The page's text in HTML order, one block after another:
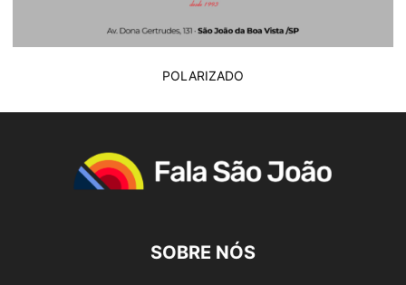
POLARIZADO
SOBRE NÓS